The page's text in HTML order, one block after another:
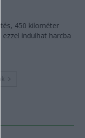
450 kilométer
ezzel indulhat harcba